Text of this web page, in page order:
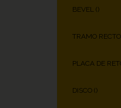
BEVEL ()
TRAMO
PLACA DE
DISCO ()